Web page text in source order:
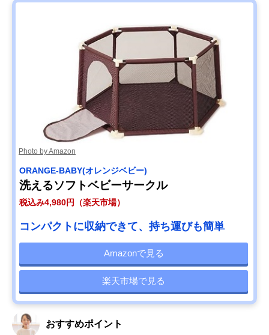
Photo by Amazon
ORANGE-BABY(オレンジベビー)
洗えるソフトベビーサークル
税込み4,980円（楽天市場）
コンパクトに収納できて、持ち運びも簡単
Amazonで見る
楽天市場で見る
おすすめポイント